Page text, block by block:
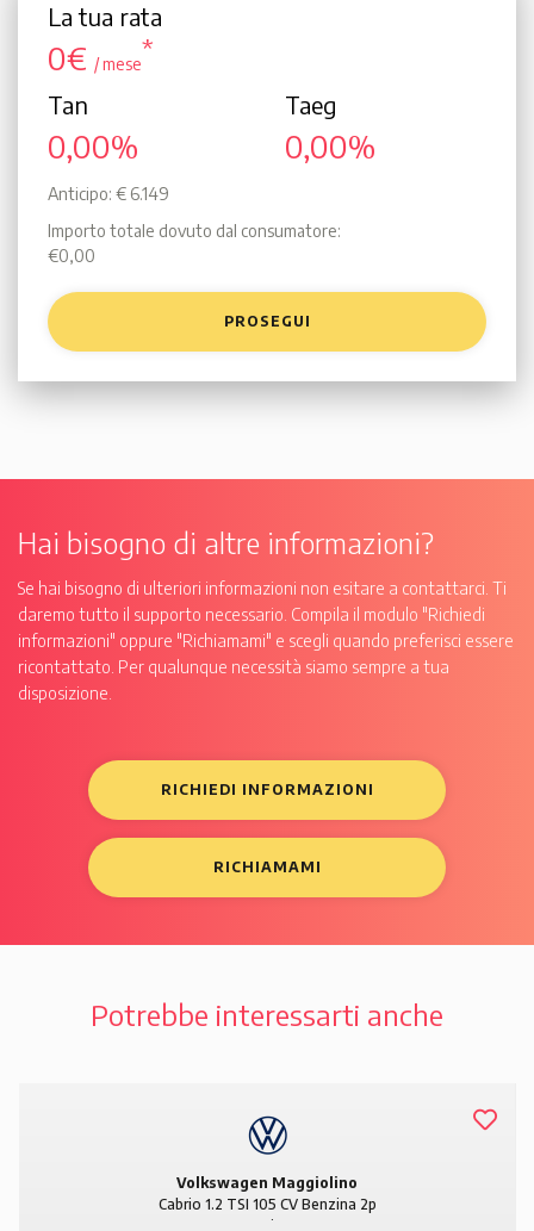
La tua rata
0€ / mese
*
Tan
0,00%
Taeg
0,00%
Anticipo: € 6.149
Importo totale dovuto dal consumatore:
€0,00
PROSEGUI
Hai bisogno di altre informazioni?
Se hai bisogno di ulteriori informazioni non esitare a contattarci. Ti
daremo tutto il supporto necessario. Compila il modulo "Richiedi
informazioni" oppure "Richiamami" e scegli quando preferisci essere
ricontattato. Per qualunque necessità siamo sempre a tua
disposizione.
RICHIEDI INFORMAZIONI
RICHIAMAMI
Potrebbe interessarti anche
Volkswagen Maggiolino
Cabrio 1.2 TSI 105 CV Benzina 2p
Design